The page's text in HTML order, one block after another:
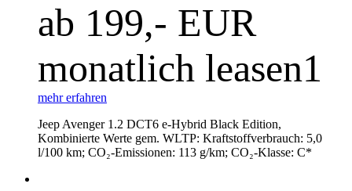
ab 199,- EUR
monatlich leasen1
mehr erfahren
Jeep Avenger 1.2 DCT6 e-Hybrid Black Edition,
Kombinierte Werte gem. WLTP: Kraftstoffverbrauch: 5,0
l/100 km; CO₂-Emissionen: 113 g/km; CO₂-Klasse: C*